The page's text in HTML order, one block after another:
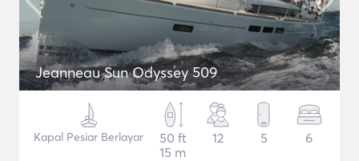
Jeanneau Sun Odyssey 509
Kapal Pesiar Berlayar
50 ft
15 m
12 5 6